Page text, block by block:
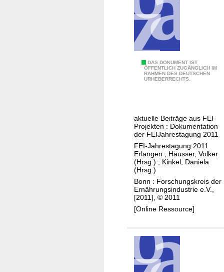
g
e
n
g
e
n
w
a
r
t
-
C
a
c
DAS DOKUMENT IST
ÖFFENTLICH ZUGÄNGLICH IM
RAHMEN DES DEUTSCHEN
URHEBERRECHTS.
s
t
r
i
e
l
l
e
G
m
i
aktuelle Beiträge aus FEI-
Projekten : Dokumentation
der FEI­Jahrestagung 2011
FEI-Jahrestagung 2011
Erlangen ; Häusser, Volker
(Hrsg.) ; Kinkel, Daniela
(Hrsg.)
Bonn : Forschungskreis der
Ernährungsindustrie e.V.,
[2011], © 2011
[Online Ressource]